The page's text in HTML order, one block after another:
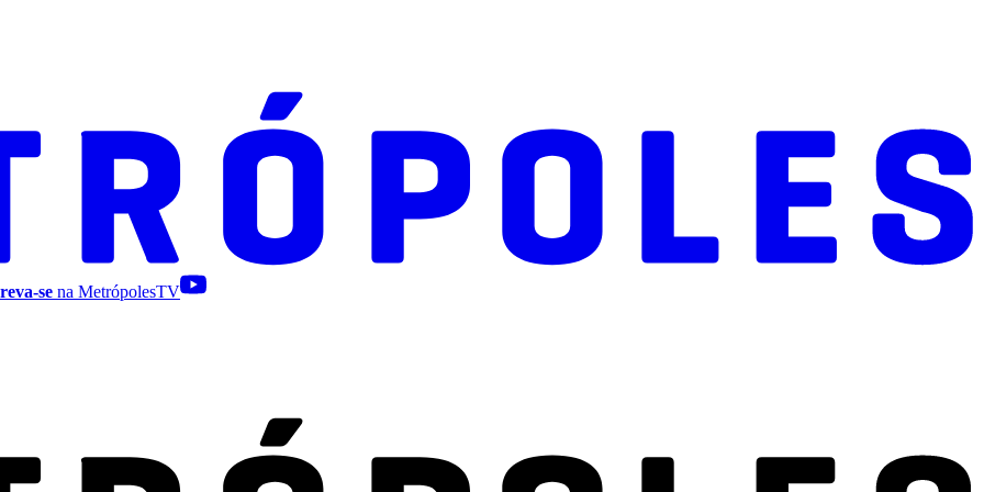
se na MetrópolesTV